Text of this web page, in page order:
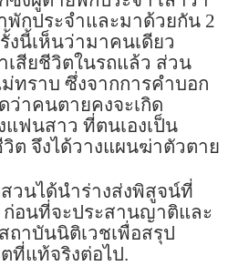
พักประจำและมาด้วยกัน 2
นี้เห็นว่ามาคนเดียว
เสียชีวิตในรถแล้ว ส่วน
ทราบ ซึ่งจากการคำบอก
ว่าคนตายคงจะเกิด
แฟนสาว ที่ตนเองเป็น
ต จึงได้วางแผนฆ่าตัวตาย
วนได้นำร่างส่งพิสูจน์ที่
อนที่จะประสานญาติและ
ถาบันนิติเวชเพื่อสรุป
ที่แท้จริงต่อไป.